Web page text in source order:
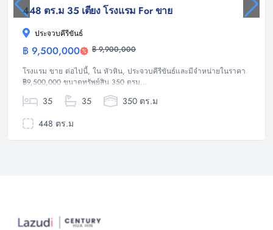
448 ตร.ม 35 เตียง โรงแรม For ขาย
ประจวบคีรีขันธ์
฿ 9,500,000 ฿ 9,900,000
โรงแรม ขาย ต่อไปนี้, ใน หัวหิน, ประจวบคีรีขันธ์และมีจำหน่ายในราคา
฿9,500,000 ขนาดทรัพย์สิน 350 ตรม...
35 35
350 ตร.ม
448 ตร.ม